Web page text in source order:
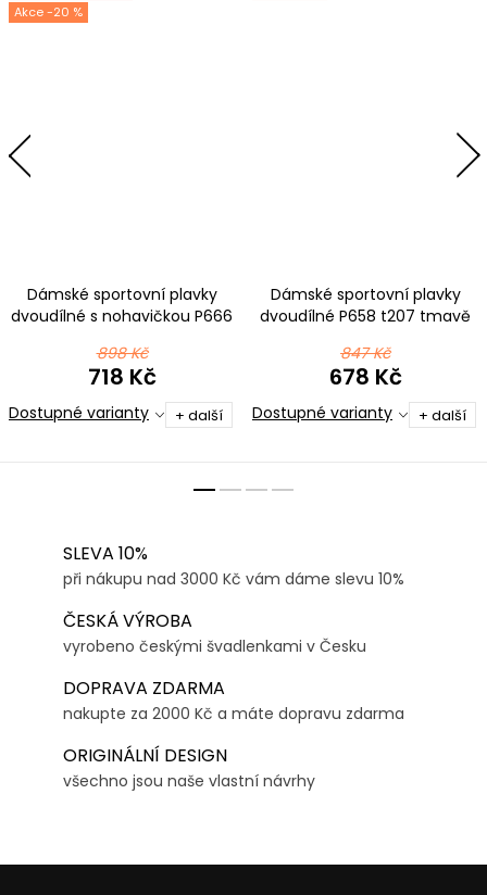
-20 %
Dámské sportovní plavky
dvoudílné s nohavičkou P666
898 Kč
718 Kč
Dostupné varianty + další
Dámské sportovní plavky
dvoudílné P658 t207 tmavě
847 Kč
678 Kč
Dostupné varianty + další
SLEVA 10%
při nákupu nad 3000 Kč vám dáme slevu 10%
ČESKÁ VÝROBA
vyrobeno českými švadlenkami v Česku
DOPRAVA ZDARMA
nakupte za 2000 Kč a máte dopravu zdarma
ORIGINÁLNÍ DESIGN
všechno jsou naše vlastní návrhy